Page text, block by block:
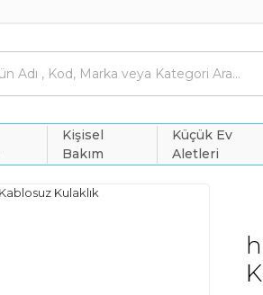
Kişisel
Bakım
Küçük Ev
Aletleri